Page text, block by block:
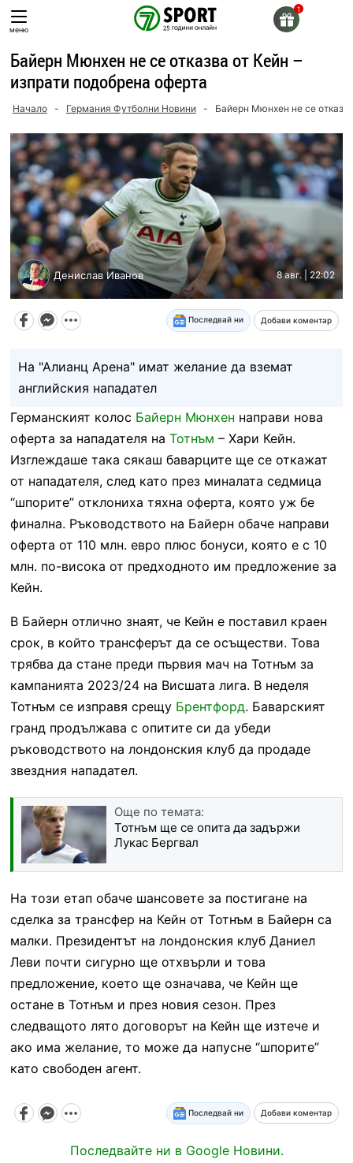
Skip
toменю
Байерн Мюнхен не се отказва от Кейн –
изпрати подобрена оферта
Начало - Германия Футболни Новини - Байерн Мюнхен не се
Денислав Иванов 8 авг. | 22:02
Последвай ни Добави коментар
На "Алианц Арена" имат желание да вземат
английския нападател
Германският колос Байерн Мюнхен направи нова
оферта за нападателя на Тотнъм – Хари Кейн.
Изглеждаше така сякаш баварците ще се откажат
от нападателя, след като през миналата седмица
“шпорите” отклониха тяхна оферта, която уж бе
финална. Ръководството на Байерн обаче направи
оферта от 110 млн. евро плюс бонуси, която е с 10
млн. по-висока от предходното им предложение за
Кейн.
В Байерн отлично знаят, че Кейн е поставил краен
срок, в който трансферът да се осъществи. Това
трябва да стане преди първия мач на Тотнъм за
кампанията 2023/24 на Висшата лига. В неделя
Тотнъм се изправя срещу Брентфорд. Баварският
гранд продължава с опитите си да убеди
ръководството на лондонския клуб да продаде
звездния нападател.
Още по темата:
Тотнъм ще се опита да задържи
Лукас Бергвал
На този етап обаче шансовете за постигане на
сделка за трансфер на Кейн от Тотнъм в Байерн са
малки. Президентът на лондонския клуб Даниел
Леви почти сигурно ще отхвърли и това
предложение, което ще означава, че Кейн ще
остане в Тотнъм и през новия сезон. През
следващото лято договорът на Кейн ще изтече и
ако има желание, то може да напусне “шпорите”
като свободен агент.
Последвай ни Добави коментар
Последвайте ни в Google Новини.